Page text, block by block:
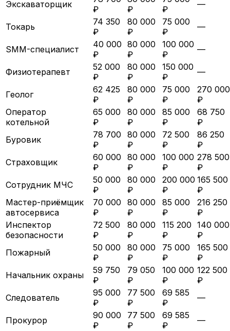
Экскаваторщик
₽
₽
₽
—
Токарь
74 350
₽
80 000
₽
75 000
₽
—
SMM-специалист
40 000
₽
80 000
₽
100 000
₽
—
Физиотерапевт
52 000
₽
80 000
₽
150 000
₽
—
Геолог
62 425
₽
80 000
₽
75 000
₽
270 000
₽
Оператор
котельной
65 000
₽
80 000
₽
85 000
₽
68 750
₽
Буровик
78 700
₽
80 000
₽
72 500
₽
86 250
₽
Страховщик
60 000
₽
80 000
₽
100 000
₽
278 500
₽
Сотрудник МЧС
50 000
₽
80 000
₽
200 000
₽
165 500
₽
Мастер-приёмщик
автосервиса
70 000
₽
80 000
₽
85 000
₽
216 250
₽
Инспектор
безопасности
72 500
₽
80 000
₽
115 200
₽
140 000
₽
Пожарный
50 000
₽
80 000
₽
75 000
₽
165 500
₽
Начальник охраны
59 750
₽
79 050
₽
100 000
₽
122 500
₽
Следователь
95 000
₽
77 500
₽
69 585
₽
—
Прокурор
90 000
₽
77 500
₽
69 585
₽
—